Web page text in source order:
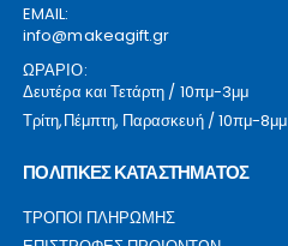
EMAIL:
info@makeagift.gr
ΩΡΑΡΙΟ:
Δευτέρα και Τετάρτη / 10πμ-3μμ
Τρίτη,Πέμπτη, Παρασκευή / 10πμ-8μμ
ΠΟΛΙΤΙΚΕΣ ΚΑΤΑΣΤΗΜΑΤΟΣ
ΤΡΟΠΟΙ ΠΛΗΡΩΜΗΣ